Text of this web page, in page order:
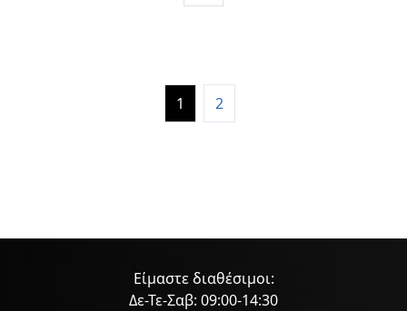
1 2
Είμαστε διαθέσιμοι:
Δε-Τε-Σαβ: 09:00-14:30